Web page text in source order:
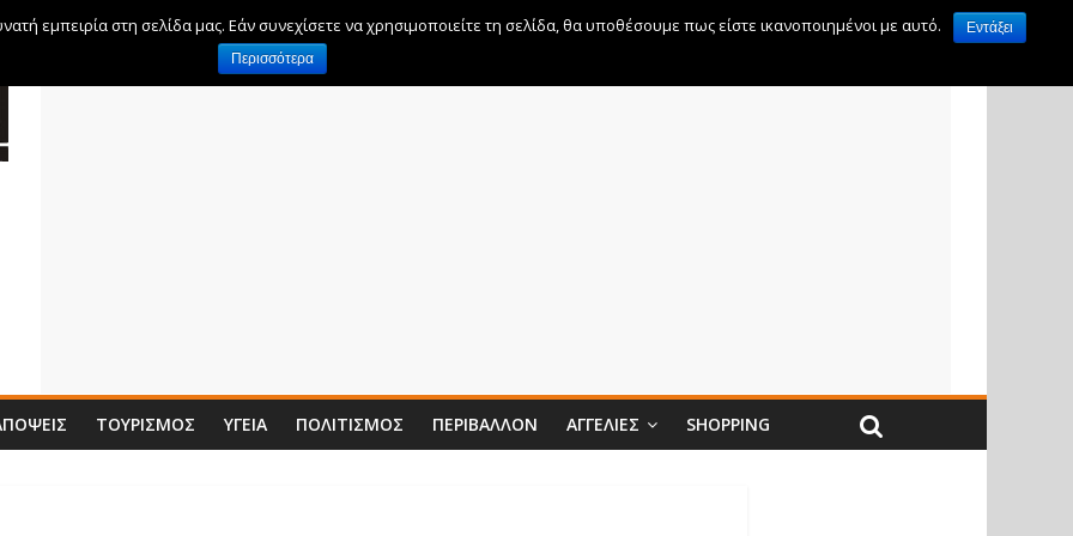
ΤΟΥΡΙΣΜΌΣ ΥΓΕΊΑ ΠΟΛΙΤΙΣΜΌΣ ΠΕΡΙΒΆΛΛΟΝ ΑΓΓΕΛΊΕΣ SHOPPING
εμπειρία στη σελίδα μας. Εάν συνεχίσετε να χρησιμοποιείτε τη σελίδα, θα υποθέσουμε πως είστε ικανοποιημένοι με αυτό.
Εντάξει
Περισσότερα